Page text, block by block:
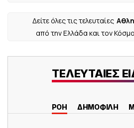
Δείτε όλες τις τελευταίες
από την Ελλάδα και τον
ΤΕΛΕΥΤΑΙΕΣ
ΡΟΗ ΔΗΜΟΦΙΛΗ